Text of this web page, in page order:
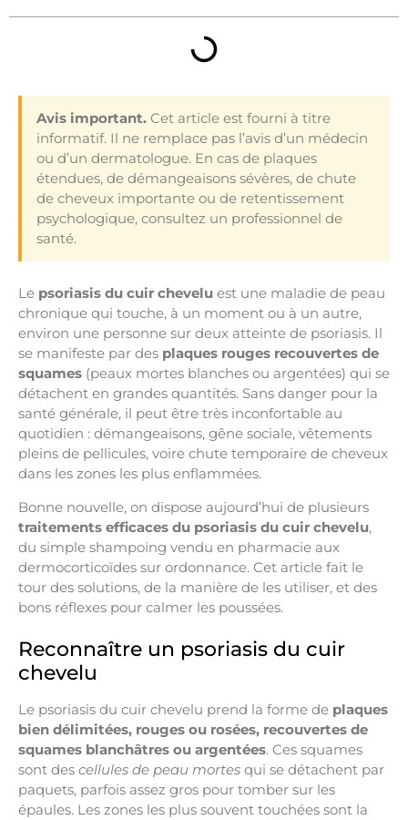
Avis important. Cet article est fourni à titre
informatif. Il ne remplace pas l’avis d’un médecin
ou d’un dermatologue. En cas de plaques
étendues, de démangeaisons sévères, de chute
de cheveux importante ou de retentissement
psychologique, consultez un professionnel de
santé.
Le psoriasis du cuir chevelu est une maladie de peau
chronique qui touche, à un moment ou à un autre,
environ une personne sur deux atteinte de psoriasis. Il
se manifeste par des plaques rouges recouvertes de
squames (peaux mortes blanches ou argentées) qui se
détachent en grandes quantités. Sans danger pour la
santé générale, il peut être très inconfortable au
quotidien : démangeaisons, gêne sociale, vêtements
pleins de pellicules, voire chute temporaire de cheveux
dans les zones les plus enflammées.
Bonne nouvelle, on dispose aujourd’hui de plusieurs
traitements efficaces du psoriasis du cuir chevelu,
du simple shampoing vendu en pharmacie aux
dermocorticoïdes sur ordonnance. Cet article fait le
tour des solutions, de la manière de les utiliser, et des
bons réflexes pour calmer les poussées.
Reconnaître un psoriasis du cuir
chevelu
Le psoriasis du cuir chevelu prend la forme de plaques
bien délimitées, rouges ou rosées, recouvertes de
squames blanchâtres ou argentées. Ces squames
sont des cellules de peau mortes qui se détachent par
paquets, parfois assez gros pour tomber sur les
épaules. Les zones les plus souvent touchées sont la